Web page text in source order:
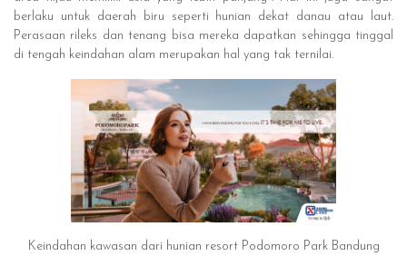
berlaku untuk daerah biru seperti hunian dekat danau atau laut.
Perasaan rileks dan tenang bisa mereka dapatkan sehingga tinggal
di tengah keindahan alam merupakan hal yang tak ternilai.
Keindahan kawasan dari hunian resort Podomoro Park Bandung